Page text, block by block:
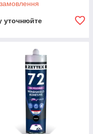
кожне замовлення
обробки замовлення
замовлення.
уточнюйте